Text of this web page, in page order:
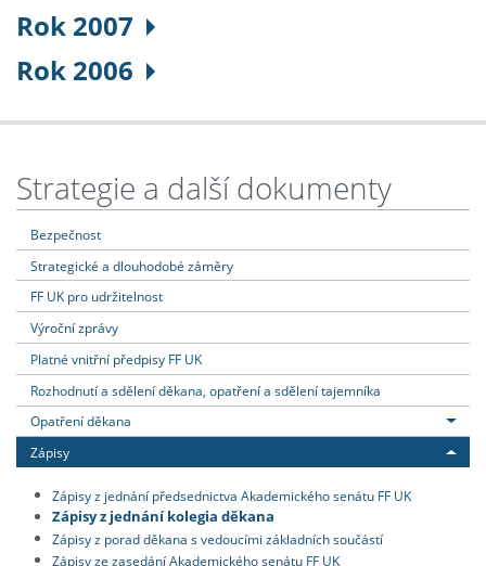
Rok 2007
Rok 2006
Strategie a další dokumenty
Bezpečnost
Strategické a dlouhodobé záměry
FF UK pro udržitelnost
Výroční zprávy
Platné vnitřní předpisy FF UK
Rozhodnutí a sdělení děkana, opatření a sdělení tajemníka
Opatření děkana
Zápisy
Zápisy z jednání předsednictva Akademického senátu FF UK
Zápisy z jednání kolegia děkana
Zápisy z porad děkana s vedoucími základních součástí
Zápisy ze zasedání Akademického senátu FF UK